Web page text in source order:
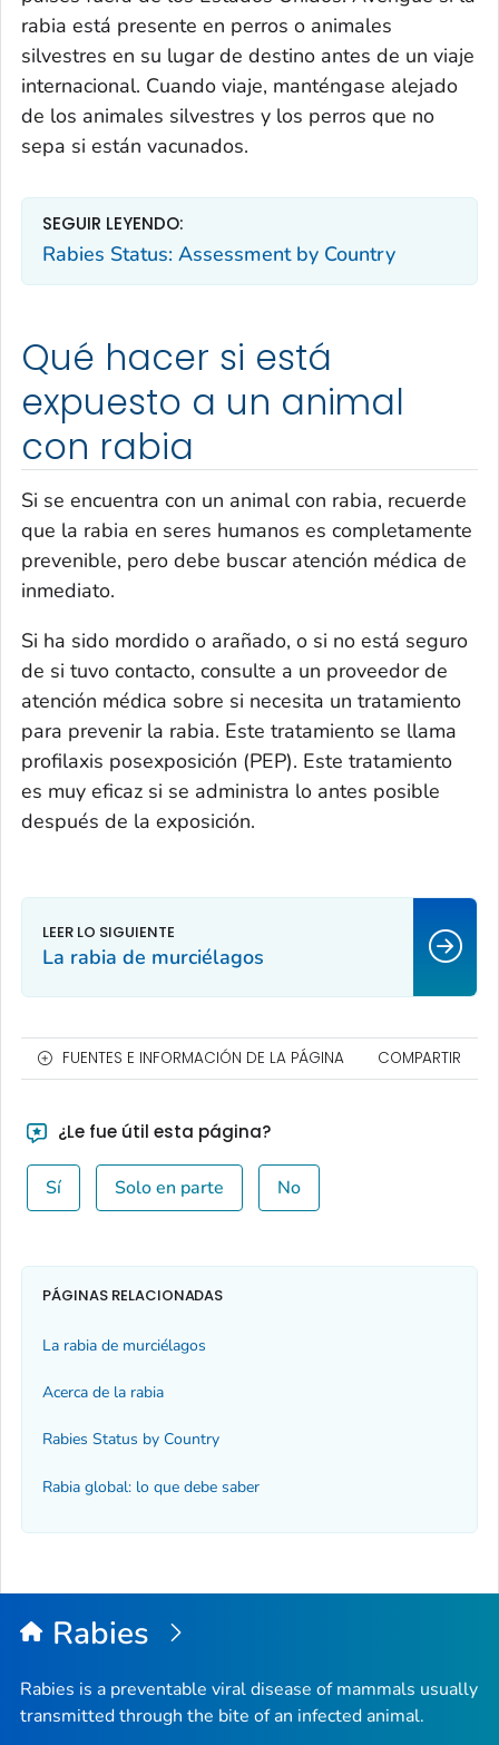
rabia está presente en perros o animales
silvestres en su lugar de destino antes de un viaje
internacional. Cuando viaje, manténgase alejado
de los animales silvestres y los perros que no
sepa si están vacunados.
SEGUIR LEYENDO:
Rabies Status: Assessment by Country
Qué hacer si está
expuesto a un animal
con rabia
Si se encuentra con un animal con rabia, recuerde
que la rabia en seres humanos es completamente
prevenible, pero debe buscar atención médica de
inmediato.
Si ha sido mordido o arañado, o si no está seguro
de si tuvo contacto, consulte a un proveedor de
atención médica sobre si necesita un tratamiento
para prevenir la rabia. Este tratamiento se llama
profilaxis posexposición (PEP). Este tratamiento
es muy eficaz si se administra lo antes posible
después de la exposición.
La rabia de murciélagos
FUENTES E INFORMACIÓN DE LA PÁGINA COMPARTIR
¿Le fue útil esta página?
Sí Solo en parte No
PÁGINAS RELACIONADAS
La rabia de murciélagos
Acerca de la rabia
Rabies Status by Country
Rabia global: lo que debe saber
Rabies
Rabies is a preventable viral disease of mammals usually
transmitted through the bite of an infected animal.